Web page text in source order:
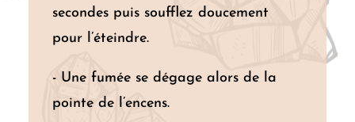
secondes puis soufflez doucement
pour l’éteindre.
- Une fumée se dégage alors de la
pointe de l’encens.